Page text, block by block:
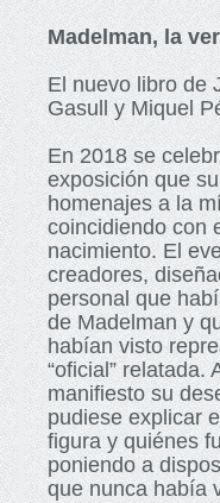
Madelman, la
El nuevo libro de
Gasull y Miquel
En 2018 se
exposición que
homenajes a la
coincidiendo con
nacimiento. El
creadores,
personal que
de Madelman y
habían visto
“oficial” relatada.
manifiesto su
pudiese explicar
figura y quiénes
poniendo a
que nunca había